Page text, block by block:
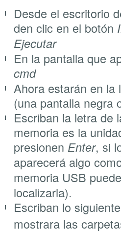
Desde el escritorio
den clic en el botón
Ejecutar
En la pantalla que
cmd
Ahora estarán en la
(una pantalla negra
Escriban la letra de
memoria es la
presionen Enter, si
aparecerá algo
memoria USB
localizarla).
Escriban lo
mostrara las